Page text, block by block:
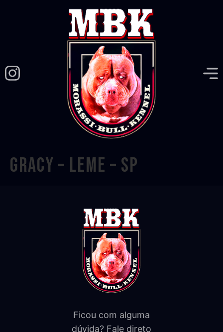
GRACY – LEME – SP
Ficou com alguma
dúvida? Fale direto